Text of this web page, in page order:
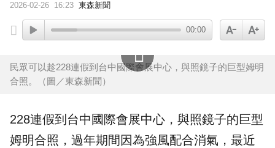
2026-02-26 16:23 東森新聞
00:00
民眾可以趁228連假到台中國際會展中心，與照鏡子的巨型姆明
合照。（圖／東森新聞）
228連假到 台中國際會展中心 ，與照鏡子的巨型
姆明合照 ，過年期間因為強風配合消氣，最近